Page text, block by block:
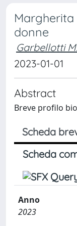
Margherita
donne
Garbellotti M.
2023-01-01
Abstract
Breve profilo
Scheda
Scheda
Anno
2023